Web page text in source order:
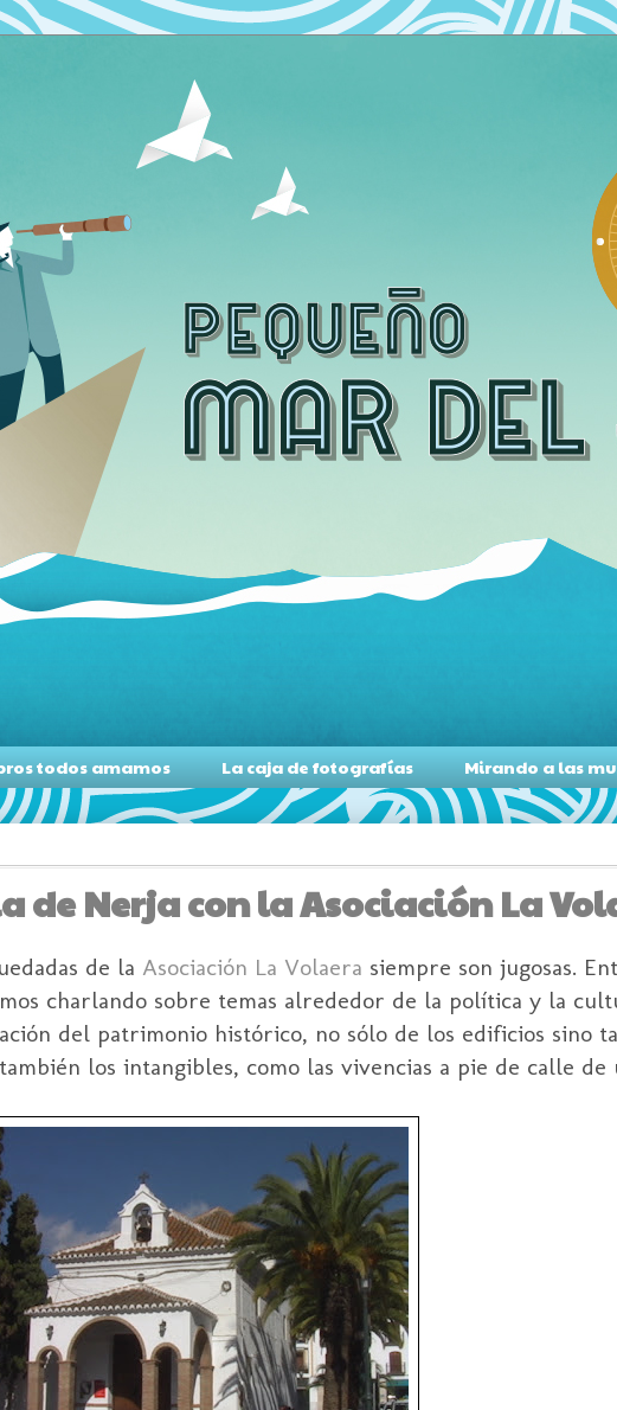
todos amamos La caja de fotografías Mirando a las
de Nerja con la Asociación La
de la Asociación La Volaera siempre son jugosas.
charlando sobre temas alrededor de la política y la
del patrimonio histórico, no sólo de los edificios sino
los intangibles, como las vivencias a pie de calle de